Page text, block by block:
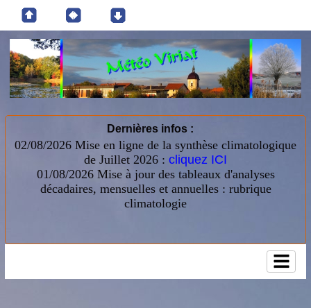
Dernières infos :
02/08/2026 Mise en ligne de la synthèse climatologique
de Juillet 2026 : cliquez ICI
01/08/2026 Mise à jour des tableaux d'analyses
décadaires, mensuelles et annuelles : rubrique
climatologie